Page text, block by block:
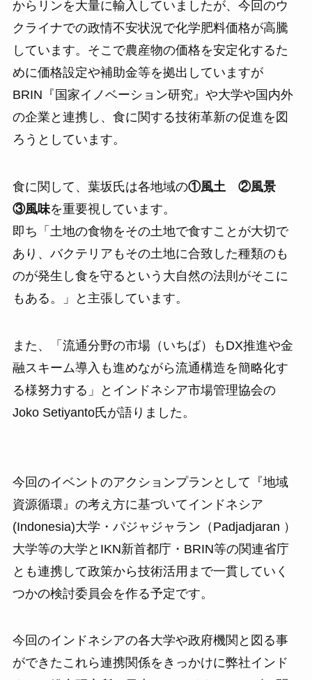
からリンを大量に輸入していましたが、今回のウ
クライナでの政情不安状況で化学肥料価格が高騰
しています。そこで農産物の価格を安定化するた
めに価格設定や補助金等を拠出していますが
BRIN『国家イノベーション研究』や大学や国内外
の企業と連携し、食に関する技術革新の促進を図
ろうとしています。
食に関して、葉坂氏は各地域の①風土 ②風景
③風味を重要視しています。
即ち「土地の食物をその土地で食すことが大切で
あり、バクテリアもその土地に合致した種類のも
のが発生し食を守るという大自然の法則がそこに
もある。」と主張しています。
また、「流通分野の市場（いちば）もDX推進や金
融スキーム導入も進めながら流通構造を簡略化す
る様努力する」とインドネシア市場管理協会の
Joko Setiyanto氏が語りました。
今回のイベントのアクションプランとして『地域
資源循環』の考え方に基づいてインドネシア
(Indonesia)大学・パジャジャラン（Padjadjaran ）
大学等の大学とIKN新首都庁・BRIN等の関連省庁
とも連携して政策から技術活用まで一貫していく
つかの検討委員会を作る予定です。
今回のインドネシアの各大学や政府機関と図る事
ができたこれら連携関係をきっかけに弊社インド